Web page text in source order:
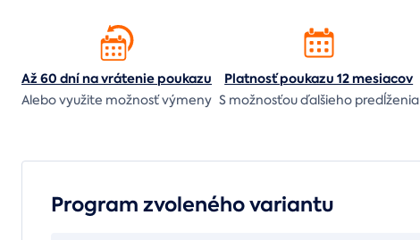
Až 60 dní na vráteniepoukazu
Alebo využite možnosť výmeny
Platnosť poukazu 12 mesiacov
S možnosťou ďalšieho predĺženia
Program zvoleného variantu